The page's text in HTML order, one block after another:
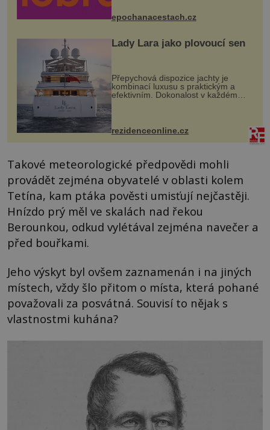
mohou těšit na víno, burčák, pes...
epochanacestach.cz
Lady Lara jako plovoucí sen
Přepychová dispozice jachty je
kombinací luxusu s praktickým a
efektivním. Dokonalost v každém
detailu představuje značka Fendi
Casa, kterou byly vybaveny její
paluby. Monacký přístav nabízí
každoročn...
rezidenceonline.cz
Takové meteorologické předpovědi mohli
provádět zejména obyvatelé v oblasti kolem
Tetína, kam ptáka pověsti umisťují nejčastěji.
Hnízdo prý měl ve skalách nad řekou
Berounkou, odkud vylétával zejména navečer a
před bouřkami.
Jeho výskyt byl ovšem zaznamenán i na jiných
místech, vždy šlo přitom o místa, která pohané
považovali za posvátná. Souvisí to nějak s
vlastnostmi kuhána?